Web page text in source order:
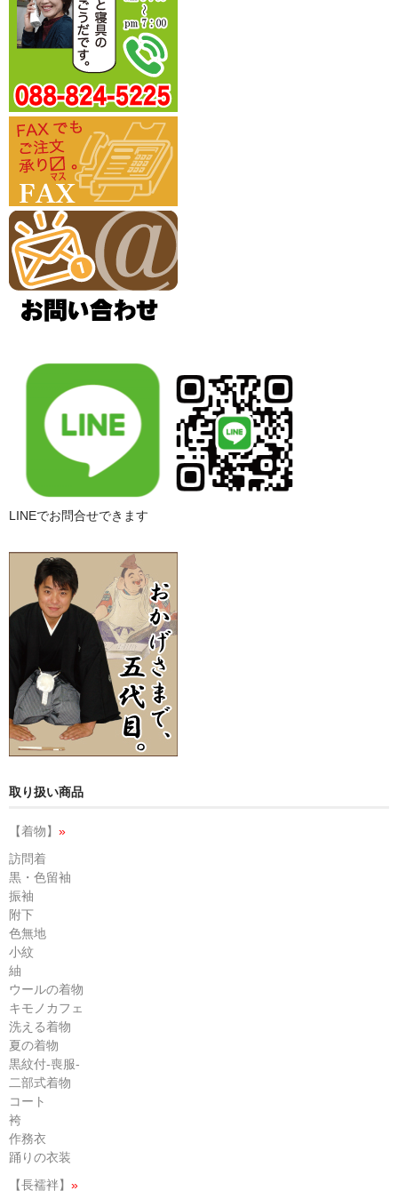
LINEでお問合せできます
取り扱い商品
【着物】 »
訪問着
黒・色留袖
振袖
附下
色無地
小紋
紬
ウールの着物
キモノカフェ
洗える着物
夏の着物
黒紋付-喪服-
二部式着物
コート
袴
作務衣
踊りの衣装
【長襦袢】 »